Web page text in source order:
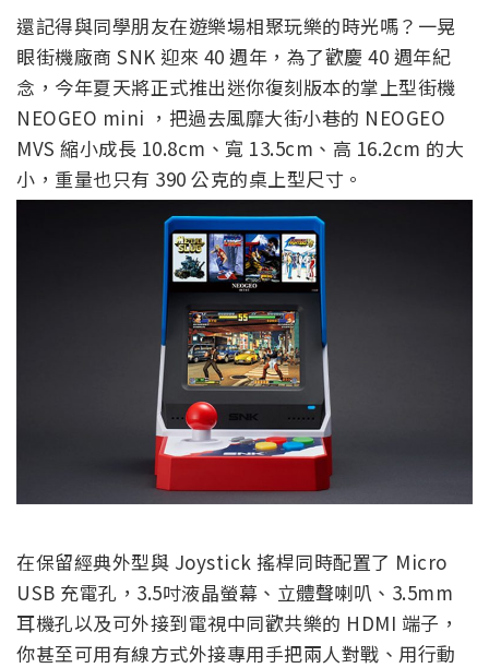
還記得與同學朋友在遊樂場相聚玩樂的時光嗎？一晃
眼街機廠商 SNK 迎來 40 週年，為了歡慶 40 週年紀
念，今年夏天將正式推出迷你復刻版本的掌上型街機
NEOGEO mini ，把過去風靡大街小巷的 NEOGEO
MVS 縮小成長 10.8cm、寬 13.5cm、高 16.2cm 的大
小，重量也只有 390 公克的桌上型尺寸。
在保留經典外型與 Joystick 搖桿同時配置了 Micro
USB 充電孔，3.5吋液晶螢幕、立體聲喇叭、3.5mm
耳機孔以及可外接到電視中同歡共樂的 HDMI 端子，
你甚至可用有線方式外接專用手把兩人對戰、用行動